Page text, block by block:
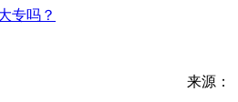
专吗？
来源：